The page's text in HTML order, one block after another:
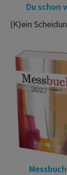
Du schon
(K)ein